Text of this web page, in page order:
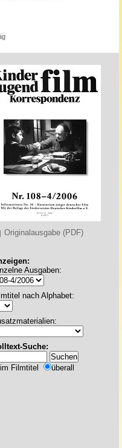
Originalausgabe (PDF)
Ausgaben:
nach Alphabet:
Suche:
im Filmtitel überall